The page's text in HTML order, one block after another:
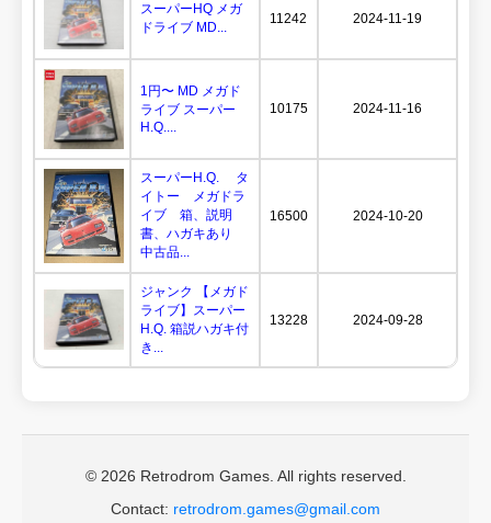
スーパーHQ メガ
ドライブ MD...
11242 2024-11-19
1円〜 MD メガド
ライブ スーパー
H.Q....
10175 2024-11-16
スーパーH.Q. タ
イトー メガドラ
イブ 箱、説明
書、ハガキあり
中古品...
16500 2024-10-20
ジャンク 【メガド
ライブ】スーパー
H.Q. 箱説ハガキ付
き...
13228 2024-09-28
© 2026 Retrodrom Games. All rights reserved.
Contact: retrodrom.games@gmail.com